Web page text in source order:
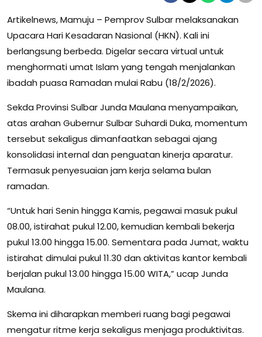
Artikelnews, Mamuju – Pemprov Sulbar melaksanakan
Upacara Hari Kesadaran Nasional (HKN). Kali ini
berlangsung berbeda. Digelar secara virtual untuk
menghormati umat Islam yang tengah menjalankan
ibadah puasa Ramadan mulai Rabu (18/2/2026).
Sekda Provinsi Sulbar Junda Maulana menyampaikan,
atas arahan Gubernur Sulbar Suhardi Duka, momentum
tersebut sekaligus dimanfaatkan sebagai ajang
konsolidasi internal dan penguatan kinerja aparatur.
Termasuk penyesuaian jam kerja selama bulan
ramadan.
“Untuk hari Senin hingga Kamis, pegawai masuk pukul
08.00, istirahat pukul 12.00, kemudian kembali bekerja
pukul 13.00 hingga 15.00. Sementara pada Jumat, waktu
istirahat dimulai pukul 11.30 dan aktivitas kantor kembali
berjalan pukul 13.00 hingga 15.00 WITA,” ucap Junda
Maulana.
Skema ini diharapkan memberi ruang bagi pegawai
mengatur ritme kerja sekaligus menjaga produktivitas.